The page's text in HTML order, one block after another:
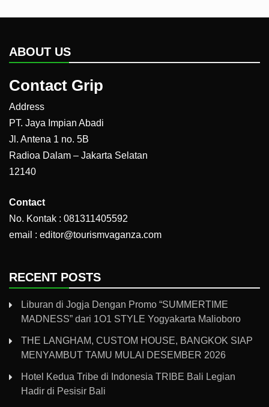
ABOUT US
Contact Grip
Address
PT. Jaya Impian Abadi
Jl. Antena 1 no. 5B
Radioa Dalam – Jakarta Selatan
12140
Contact
No. Kontak : 081311405592
email : editor@tourismvaganza.com
RECENT POSTS
Liburan di Jogja Dengan Promo “SUMMERTIME
MADNESS” dari 1O1 STYLE Yogyakarta Malioboro
THE LANGHAM, CUSTOM HOUSE, BANGKOK SIAP
MENYAMBUT TAMU MULAI DESEMBER 2026
Hotel Kedua Tribe di Indonesia TRIBE Bali Legian
Hadir di Pesisir Bali